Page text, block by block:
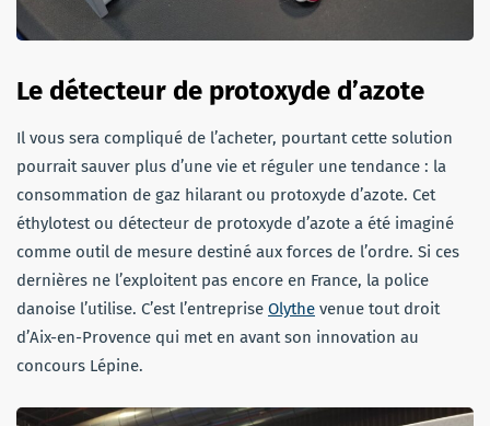
Le détecteur de protoxyde d’azote
Il vous sera compliqué de l’acheter, pourtant cette solution
pourrait sauver plus d’une vie et réguler une tendance : la
consommation de gaz hilarant ou protoxyde d’azote. Cet
éthylotest ou détecteur de protoxyde d’azote a été imaginé
comme outil de mesure destiné aux forces de l’ordre. Si ces
dernières ne l’exploitent pas encore en France, la police
danoise l’utilise. C’est l’entreprise Olythe venue tout droit
d’Aix-en-Provence qui met en avant son innovation au
concours Lépine.